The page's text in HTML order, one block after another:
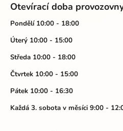
Otevírací doba
Pondělí 10:00 - 18:00
Úterý 10:00 - 15:00
Středa 10:00 - 18:00
Čtvrtek 10:00 - 15:00
Pátek 10:00 - 16:30
Každá 3. sobota v měsíci 9:00 -